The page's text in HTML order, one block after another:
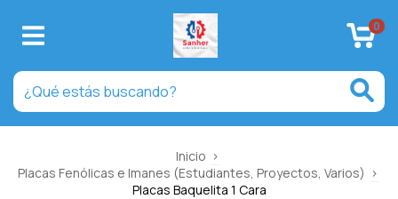
0
Inicio >
Placas Fenólicas e Imanes (Estudiantes, Proyectos, Varios) >
Placas Baquelita 1 Cara